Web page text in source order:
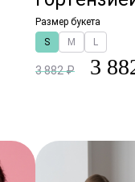
Размер букета
S
M L
3 882 ₽ 3